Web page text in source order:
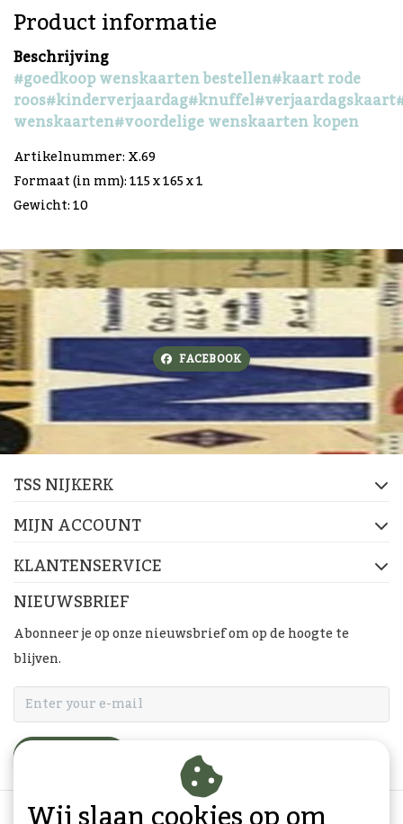
Product informatie
Beschrijving
#goedkoop wenskaarten bestellen#kaart rode
roos#kinderverjaardag#knuffel#verjaardagskaart
wenskaarten#voordelige wenskaarten kopen
Artikelnummer: X.69
Formaat (in mm): 115 x 165 x 1
Gewicht: 10
FACEBOOK
TSS NIJKERK
MIJN ACCOUNT
KLANTENSERVICE
NIEUWSBRIEF
Abonneer je op onze nieuwsbrief om op de hoogte te
blijven.